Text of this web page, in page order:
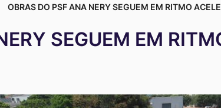
OBRAS DO PSF ANA NERY SEGUEM EM RITMO
SEGUEM EM